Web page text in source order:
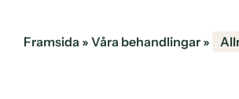
Framsida » Våra behandlingar»